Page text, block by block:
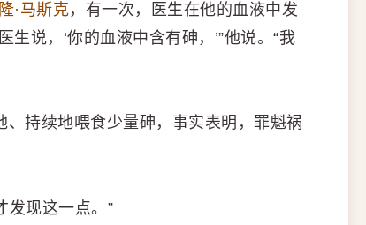
·马斯克，有一次，医生在他的血液中发
说，‘你的血液中含有砷，’”他说。“我
持续地喂食少量砷，事实表明，罪魁祸
发现这一点。”